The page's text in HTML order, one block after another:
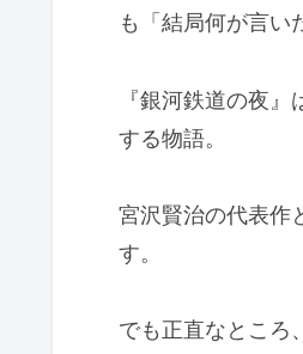
も「結局何が言い
『銀河鉄道の夜
する物語。
宮沢賢治の代表作
す。
でも正直なところ